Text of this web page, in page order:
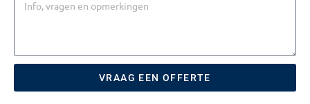
VRAAG EEN OFFERTE